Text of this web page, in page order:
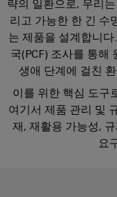
트
리
매
치
전
이
현
실
기
술
PUSH
IN
결
선
기
러
그
인
커
터
PCB
립
단
자
대
스
트
립
한
국
지
사
한
국
지
회사
소
개
바
드
뮬
러
략의 일환으로, 우리
리고 가능한 한 긴 수
는 제품을 설계합니
국(PCF) 조사를 통해
생애 단계에 걸친
이를 위한 핵심 도구
여기서 제품 관리 및
재, 재활용 가능성,
요